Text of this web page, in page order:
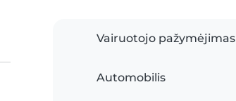
Vairuotojo pažymėjimas
Automobilis